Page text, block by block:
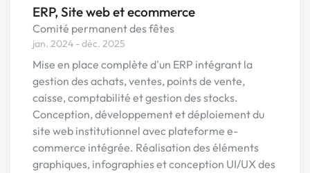
ERP, Site web et ecommerce
Comité permanent des fêtes
jan. 2024 - déc. 2025
Mise en place complète d'un ERP intégrant la
gestion des achats, ventes, points de vente,
caisse, comptabilité et gestion des stocks.
Conception, développement et déploiement du
site web institutionnel avec plateforme e-
commerce intégrée. Réalisation des éléments
graphiques, infographies et conception UI/UX des